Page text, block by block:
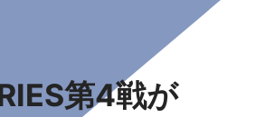
第4戦が